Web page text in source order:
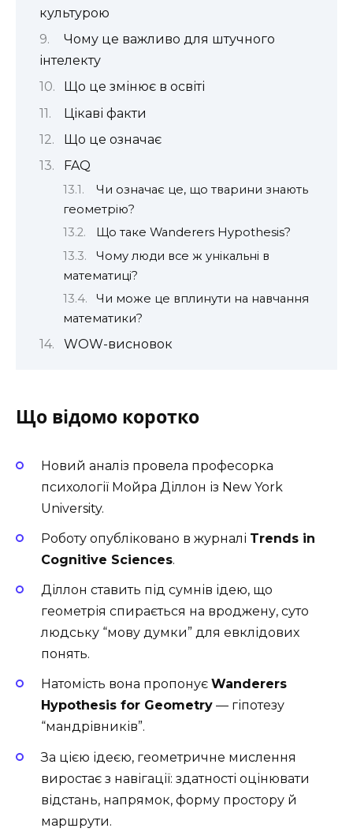
культурою
Чому це важливо для штучного
інтелекту
Що це змінює в освіті
Цікаві факти
Що це означає
FAQ
Чи означає це, що тварини знають
геометрію?
Що таке Wanderers Hypothesis?
Чому люди все ж унікальні в
математиці?
Чи може це вплинути на навчання
математики?
WOW-висновок
Що відомо коротко
Новий аналіз провела професорка
психології Мойра Діллон із New York
University.
Роботу опубліковано в журналі Trends in
Cognitive Sciences.
Діллон ставить під сумнів ідею, що
геометрія спирається на вроджену, суто
людську “мову думки” для евклідових
понять.
Натомість вона пропонує Wanderers
Hypothesis for Geometry — гіпотезу
“мандрівників”.
За цією ідеєю, геометричне мислення
виростає з навігації: здатності оцінювати
відстань, напрямок, форму простору й
маршрути.